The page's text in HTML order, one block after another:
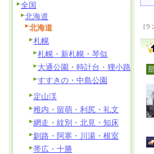
[ラ
全国
北海道
北海道
札幌
札幌・新札幌・琴似
大通公園・時計台・狸小路
すすきの・中島公園
定山渓
稚内・留萌・利尻・礼文
網走・紋別・北見・知床
釧路・阿寒・川湯・根室
帯広・十勝